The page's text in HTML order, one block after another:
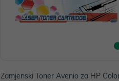
Zamjenski Toner Avenio za HP